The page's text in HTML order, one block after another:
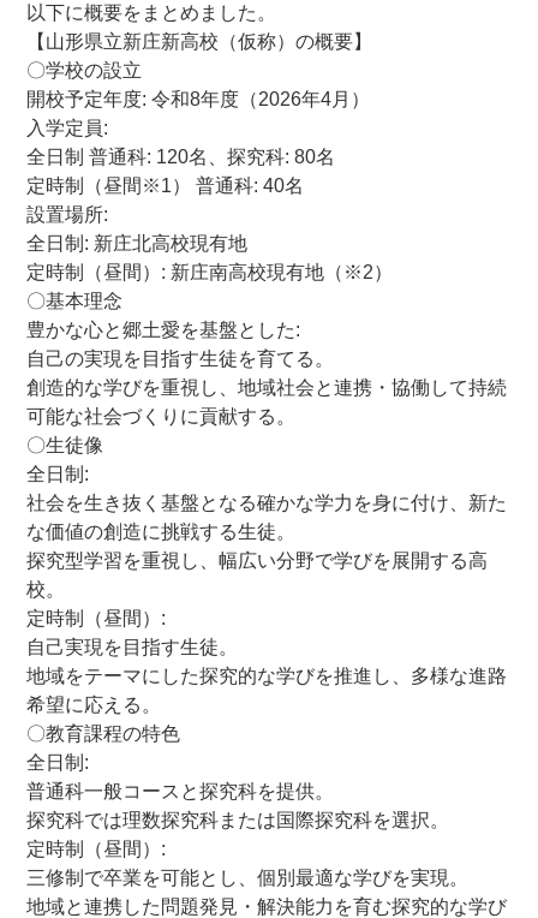
以下に概要をまとめました。
【山形県立新庄新高校（仮称）の概要】
〇学校の設立
開校予定年度: 令和8年度（2026年4月）
入学定員:
全日制 普通科: 120名、探究科: 80名
定時制（昼間※1） 普通科: 40名
設置場所:
全日制: 新庄北高校現有地
定時制（昼間）: 新庄南高校現有地（※2）
〇基本理念
豊かな心と郷土愛を基盤とした:
自己の実現を目指す生徒を育てる。
創造的な学びを重視し、地域社会と連携・協働して持続
可能な社会づくりに貢献する。
〇生徒像
全日制 :
社会を生き抜く基盤となる確かな学力を身に付け、新た
な価値の創造に挑戦する生徒。
探究型学習を重視し、幅広い分野で学びを展開する高
校。
定時制（昼間） :
自己実現を目指す生徒。
地域をテーマにした探究的な学びを推進し、多様な進路
希望に応える。
〇教育課程の特色
全日制 :
普通科一般コースと探究科を提供。
探究科では理数探究科または国際探究科を選択。
定時制（昼間） :
三修制で卒業を可能とし、個別最適な学びを実現。
地域と連携した問題発見・解決能力を育む探究的な学び